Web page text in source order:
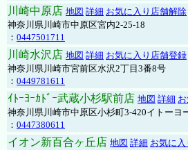
川崎中原店 地図 詳細 お気に入り店舗解除
神奈川県川崎市中原区宮内2-25-18
： 0447501711
川崎水沢店 地図 詳細 お気に入り店舗登録
神奈川県川崎市宮前区水沢2丁目3番8号
： 0449781611
ｲﾄｰﾖｰｶﾄﾞｰ武蔵小杉駅前店 地図 詳細
神奈川県川崎市中原区小杉町3-420イトーヨ
： 0447380611
イオン新百合ヶ丘店 地図 詳細 お気に